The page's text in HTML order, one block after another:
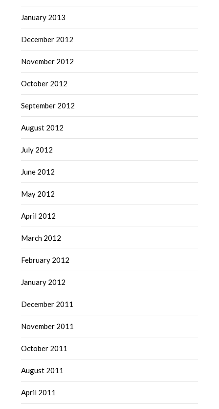
January 2013
December 2012
November 2012
October 2012
September 2012
August 2012
July 2012
June 2012
May 2012
April 2012
March 2012
February 2012
January 2012
December 2011
November 2011
October 2011
August 2011
April 2011